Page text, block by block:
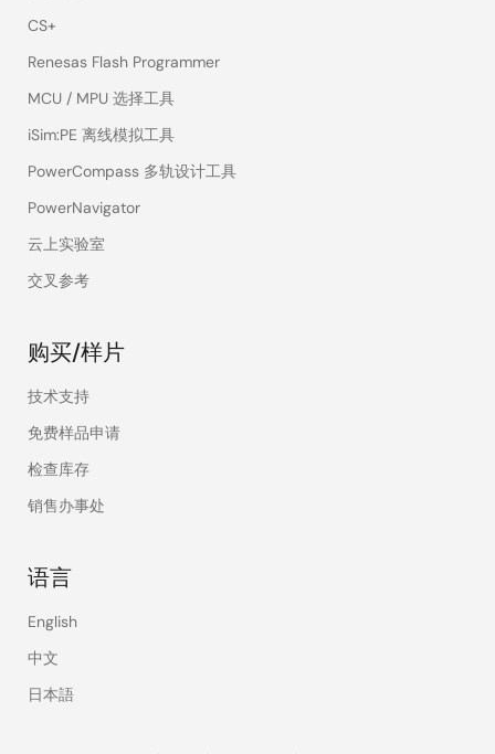
CS+
Renesas Flash Programmer
MCU / MPU 选择工具
iSim:PE 离线模拟工具
PowerCompass 多轨设计工具
PowerNavigator
云上实验室
交叉参考
购买/样片
技术支持
免费样品申请
检查库存
销售办事处
语言
English
中文
日本語